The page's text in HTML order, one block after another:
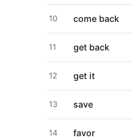
10 come back
11 get back
12 get it
13 save
14 favor